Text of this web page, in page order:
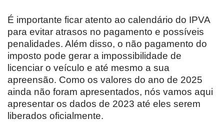
É importante ficar atento ao calendário do IPVA
para evitar atrasos no pagamento e possíveis
penalidades. Além disso, o não pagamento do
imposto pode gerar a impossibilidade de
licenciar o veículo e até mesmo a sua
apreensão. Como os valores do ano de 2025
ainda não foram apresentados, nós vamos aqui
apresentar os dados de 2023 até eles serem
liberados oficialmente.